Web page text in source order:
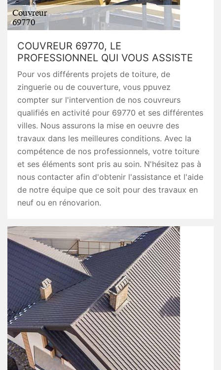
COUVREUR 69770, LE
PROFESSIONNEL QUI VOUS ASSISTE
Pour vos différents projets de toiture, de
zinguerie ou de couverture, vous ppuvez
compter sur l'intervention de nos couvreurs
qualifiés en activité pour 69770 et ses différentes
villes. Nous assurons la mise en oeuvre des
travaux dans les meilleures conditions. Avec la
compétence de nos professionnels, votre toiture
et ses éléments sont pris au soin. N'hésitez pas à
nous contacter afin d'obtenir l'assistance et l'aide
de notre équipe que ce soit pour des travaux en
neuf ou en rénovarion.